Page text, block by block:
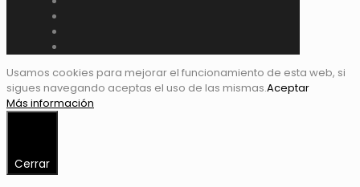
Usamos cookies para mejorar el funcionamiento de esta web, si
sigues navegando aceptas el uso de las mismas.Aceptar
Más información
Cerrar